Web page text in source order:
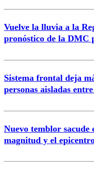
Vuelve la lluvia a la
pronóstico de la DMC
Sistema frontal deja
personas aisladas
Nuevo temblor sacude
magnitud y el